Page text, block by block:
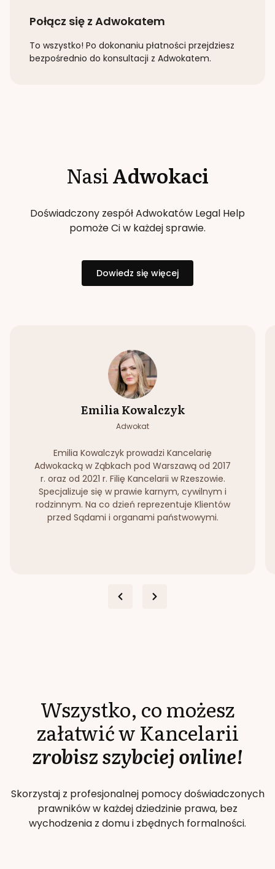
Połącz się z Adwokatem
To wszystko! Po dokonaniu płatności przejdziesz
bezpośrednio do konsultacji z Adwokatem.
NasiAdwokaci
Doświadczony zespół Adwokatów Legal Help
pomoże Ci w każdej sprawie.
Dowiedz się więcej
Emilia Kowalczyk
Adwokat
Emilia Kowalczyk prowadzi Kancelarię
Adwokacką w Ząbkach pod Warszawą od 2017
r. oraz od 2021 r. Filię Kancelarii w Rzeszowie.
Specjalizuje się w prawie karnym, cywilnym i
rodzinnym. Na co dzień reprezentuje Klientów
przed Sądami i organami państwowymi.
Wszystko, co możesz
załatwić w Kancelarii
zrobisz szybciej online!
Skorzystaj z profesjonalnej pomocy doświadczonych
prawników w każdej dziedzinie prawa, bez
wychodzenia z domu i zbędnych formalności.